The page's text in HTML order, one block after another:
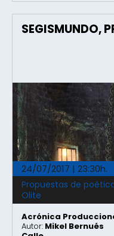
SEGISMUNDO,
24/07/2017 | 23:30h.
Propuestas de
Olite
Acrónica
Autor: Mikel Bernués